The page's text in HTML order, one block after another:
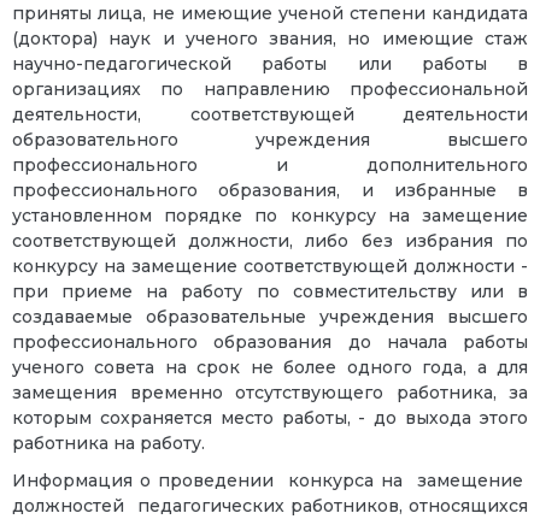
приняты лица, не имеющие ученой степени кандидата
(доктора) наук и ученого звания, но имеющие стаж
научно-педагогической работы или работы в
организациях по направлению профессиональной
деятельности, соответствующей деятельности
образовательного учреждения высшего
профессионального и дополнительного
профессионального образования, и избранные в
установленном порядке по конкурсу на замещение
соответствующей должности, либо без избрания по
конкурсу на замещение соответствующей должности -
при приеме на работу по совместительству или в
создаваемые образовательные учреждения высшего
профессионального образования до начала работы
ученого совета на срок не более одного года, а для
замещения временно отсутствующего работника, за
которым сохраняется место работы, - до выхода этого
работника на работу.
Информация о проведении конкурса на замещение
должностей педагогических работников, относящихся